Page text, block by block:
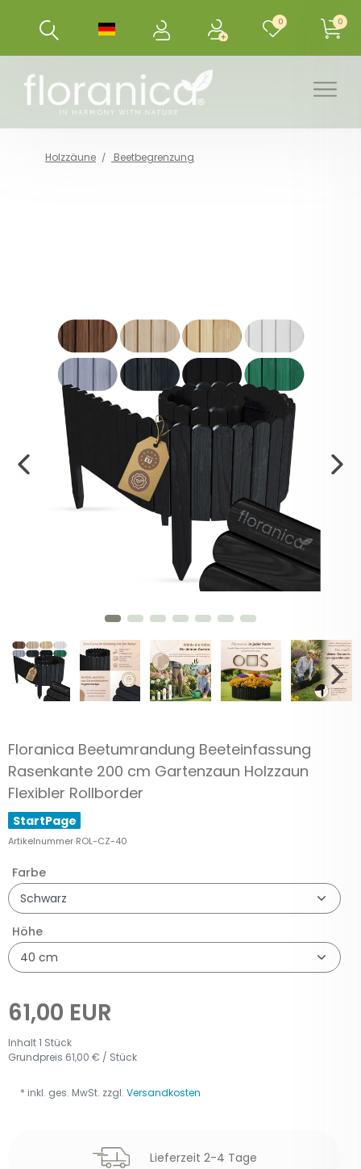
0 0
Holzzäune Beetbegrenzung
Floranica Beetumrandung Beeteinfassung
Rasenkante 200 cm Gartenzaun Holzzaun
Flexibler Rollborder
StartPage
Artikelnummer ROL-CZ-40
Farbe
Höhe
61,00 EUR
Inhalt1 Stück
Grundpreis 61,00 € / Stück
Lieferzeit 2-4 Tage
* inkl. ges. MwSt. zzgl. Versandkosten